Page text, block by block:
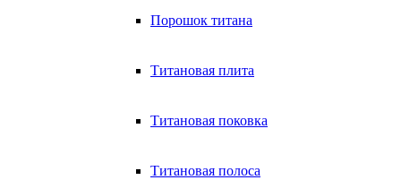
Порошок титана
Титановая плита
Титановая поковка
Титановая полоса